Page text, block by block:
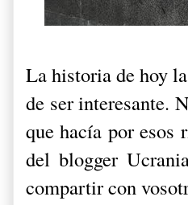
La historia de hoy
de ser interesante.
que hacía por esos
del blogger
compartir con